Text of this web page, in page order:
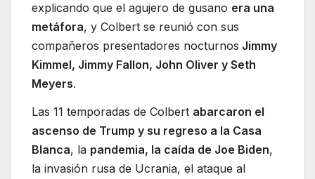
explicando que el agujero de gusano era una
metáfora, y Colbert se reunió con sus
compañeros presentadores nocturnos Jimmy
Kimmel, Jimmy Fallon, John Oliver y Seth
Meyers.
Las 11 temporadas de Colbert abarcaron el
ascenso de Trump y su regreso a la Casa
Blanca, la pandemia, la caída de Joe Biden,
la invasión rusa de Ucrania, el ataque al